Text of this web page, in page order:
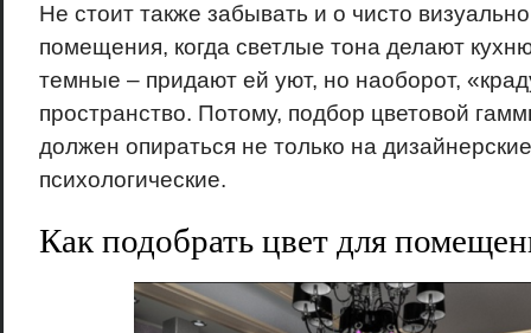
Не стоит также забывать и о чисто
помещения, когда светлые тона делают
темные – придают ей уют, но наоборот,
пространство. Потому, подбор цветовой
должен опираться не только на
психологические.
Как подобрать цвет для